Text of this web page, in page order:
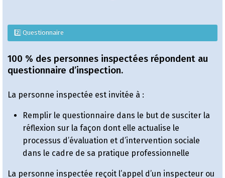
2️⃣ Questionnaire
100 % des personnes inspectées répondent au
questionnaire d’inspection.
La personne inspectée est invitée à :
Remplir le questionnaire dans le but de susciter la
réflexion sur la façon dont elle actualise le
processus d’évaluation et d’intervention sociale
dans le cadre de sa pratique professionnelle
La personne inspectée reçoit l’appel d’un inspecteur ou